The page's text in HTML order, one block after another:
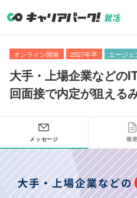
オンライン開催 2027年卒 エージェ
大手・上場企業などの
回面接で内定が狙える
メッセージ 概要